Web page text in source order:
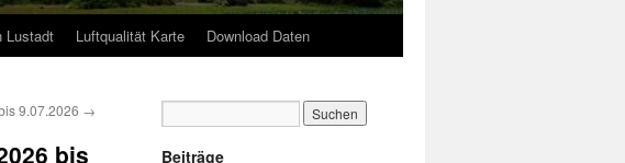
Lustadt Luftqualität Karte Download Daten
9.07.2026 →
bis Beiträge